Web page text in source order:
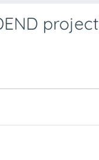
project